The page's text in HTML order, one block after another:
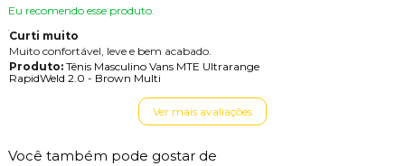
Eu recomendo esse produto.
Curti muito
Muito confortável, leve e bem acabado.
Produto:Tênis Masculino Vans MTE Ultrarange
RapidWeld 2.0 - Brown Multi
Ver mais avaliações
Você também pode gostar de